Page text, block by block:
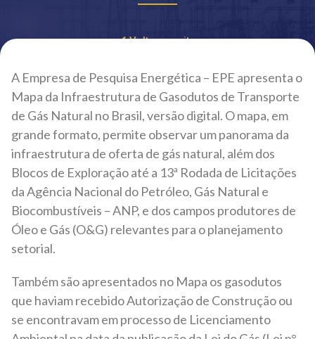
Voltar ao site
A Empresa de Pesquisa Energética – EPE apresenta o
Mapa da Infraestrutura de Gasodutos de Transporte
de Gás Natural no Brasil, versão digital. O mapa, em
grande formato, permite observar um panorama da
infraestrutura de oferta de gás natural, além dos
Blocos de Exploração até a 13ª Rodada de Licitações
da Agência Nacional do Petróleo, Gás Natural e
Biocombustíveis – ANP, e dos campos produtores de
Óleo e Gás (O&G) relevantes para o planejamento
setorial.
Também são apresentados no Mapa os gasodutos
que haviam recebido Autorização de Construção ou
se encontravam em processo de Licenciamento